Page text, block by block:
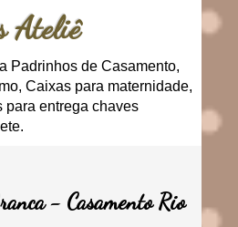
Ateliê
Padrinhos de Casamento,
Caixas para maternidade,
para entrega chaves
- Casamento Rio